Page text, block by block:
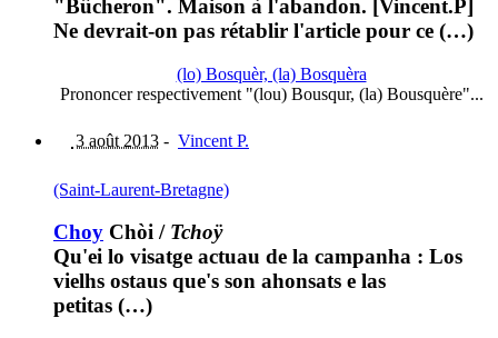
"Bûcheron". Maison à l'abandon. [Vincent.P]
Ne devrait-on pas rétablir l'article pour ce (…)
(lo) Bosquèr, (la) Bosquèra
Prononcer respectivement "(lou) Bousqur, (la) Bousquère"...
3 août 2013 - Vincent P.
(Saint-Laurent-Bretagne)
Choy Chòi / Tchoÿ
Qu'ei lo visatge actuau de la campanha : Los
vielhs ostaus que's son ahonsats e las
petitas (…)